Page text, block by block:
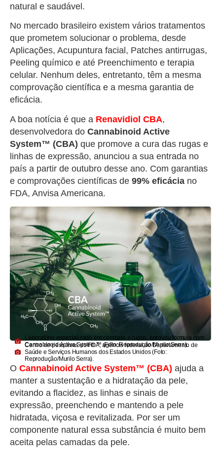
natural e saudável.
No mercado brasileiro existem vários tratamentos
que prometem solucionar o problema, desde
Aplicações, Acupuntura facial, Patches antirrugas,
Peeling químico e até Preenchimento e terapia
celular. Nenhum deles, entretanto, têm a mesma
comprovação científica e a mesma garantia de
eficácia.
A boa notícia é que a Renavidiol CBA,
desenvolvedora do Cannabinoid Active
System™ (CBA) que promove a cura das rugas e
linhas de expressão, anunciou a sua entrada no
país a partir de outubro desse ano. Com garantias
e comprovações científicas de 99% eficácia no
FDA, Anvisa Americana.
Laboratório especializado em combate a rugas, aprovou formula com
Cannabinoid Active System™ (Foto: Reprodução/Murilo Serra).
Centro de pesquisas do FDA, agência federal do Departamento de
Saúde e Serviços Humanos dos Estados Unidos (Foto:
Reprodução/Murilo Serra).
O Cannabinoid Active System™ (CBA) ajuda a
manter a sustentação e a hidratação da pele,
evitando a flacidez, as linhas e sinais de
expressão, preenchendo e mantendo a pele
hidratada, viçosa e revitalizada. Por ser um
componente natural essa substância é muito bem
aceita pelas camadas da pele.